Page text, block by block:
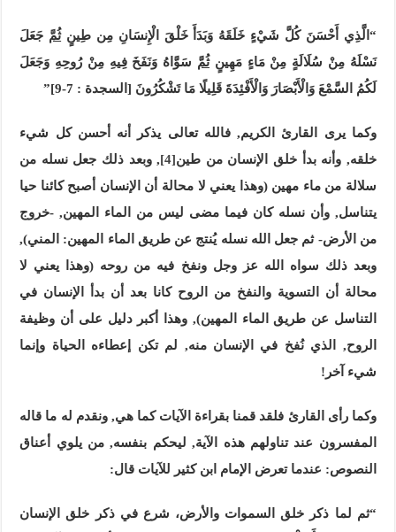
“الَّذِي أَحْسَنَ كُلَّ شَيْءٍ خَلَقَهُ وَبَدَأَ خَلْقَ الْإِنسَانِ مِن طِينٍ ثُمَّ جَعَلَ
نَسْلَهُ مِنْ سُلَالَةٍ مِنْ مَاءٍ مَهِينٍثُمَّ سَوَّاهُ وَنَفَخَ فِيهِ مِنْ رُوحِهِ وَجَعَلَ
لَكُمُ السَّمْعَ وَالْأَبْصَارَ وَالْأَفْئِدَةَ قَلِيلًا مَا تَشْكُرُونَ [السجدة : 7-9]”
وكما يرى القارئ الكريم, فالله تعالى يذكر أنه أحسن كل شيء
خلقه, وأنه بدأ خلق الإنسان من طين[4]
, وبعد ذلك جعل نسله من
سلالة من ماء مهين (وهذا يعني لا محالة أن الإنسان أصبح كائنا حيا
يتناسل, وأن نسله كان فيما مضى ليس من الماء المهين, -خروج
من الأرض- ثم جعل الله نسله يُنتج عن طريق الماء المهين: المني),
وبعد ذلك سواه الله عز وجل ونفخ فيه من روحه (وهذا يعني لا
محالة أن التسوية والنفخ من الروح كانا بعد أن بدأ الإنسان في
التناسل عن طريق الماء المهين), وهذا أكبر دليل على أن وظيفة
الروح, الذي نُفخ في الإنسان منه, لم تكن إعطاءه الحياة وإنما
شيء آخر!
وكما رأى القارئ فلقد قمنا بقراءة الآيات كما هي, ونقدم له ما قاله
المفسرون عند تناولهم هذه الآية, ليحكم بنفسه, من يلوي أعناق
النصوص: عندما تعرض الإمام ابن كثير للآيات قال:
“ثم لما ذكر خلق السموات والأرض، شرع في ذكر خلق الإنسان